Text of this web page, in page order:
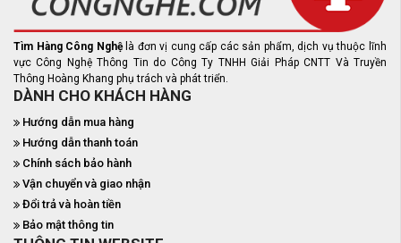
Tìm Hàng Công Nghệ là đơn vị cung cấp các sản phẩm, dịch vụ thuộc lĩnh
vực Công Nghệ Thông Tin do Công Ty TNHH Giải Pháp CNTT Và Truyền
Thông Hoàng Khang phụ trách và phát triển.
DÀNH CHO KHÁCH HÀNG
Hướng dẫn mua hàng
Hướng dẫn thanh toán
Chính sách bảo hành
Vận chuyển và giao nhận
Đổi trả và hoàn tiền
Bảo mật thông tin